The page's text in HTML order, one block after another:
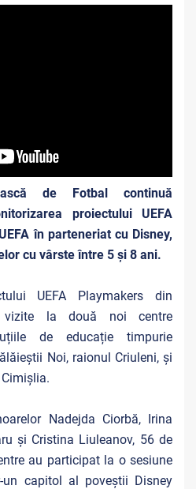
de Fotbal continuă
proiectului UEFA
în parteneriat cu Disney,
cu vârste între 5 și 8 ani.
UEFA Playmakers din
vizite la două noi centre
de educație timpurie
Noi, raionul Criuleni, și
Nadejda Ciorbă, Irina
și Cristina Liuleanov, 56 de
au participat la o sesiune
un capitol al poveștii Disney